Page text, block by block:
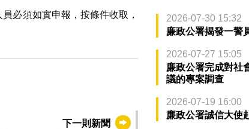
必須如實申報，按條件收取，
下一則新聞
2026-07-30 15:32
廉政公署揭發一警
2026-07-27 15:05
廉政公署完成對社
議的專案調查
2026-07-19 16:00
廉政公署誠信大使